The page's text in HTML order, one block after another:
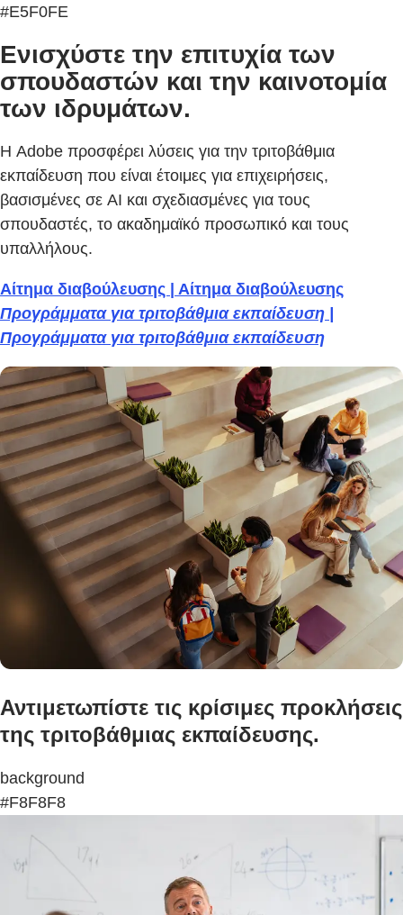
#E5F0FE
Ενισχύστε την επιτυχία των
σπουδαστών και την καινοτομία
των ιδρυμάτων.
Η Adobe προσφέρει λύσεις για την τριτοβάθμια
εκπαίδευση που είναι έτοιμες για επιχειρήσεις,
βασισμένες σε AI και σχεδιασμένες για τους
σπουδαστές, το ακαδημαϊκό προσωπικό και τους
υπαλλήλους.
Αίτημα διαβούλευσης | Αίτημα διαβούλευσης
Προγράμματα για τριτοβάθμια εκπαίδευση |
Προγράμματα για τριτοβάθμια εκπαίδευση
Αντιμετωπίστε τις κρίσιμες προκλήσεις
της τριτοβάθμιας εκπαίδευσης.
background
#F8F8F8